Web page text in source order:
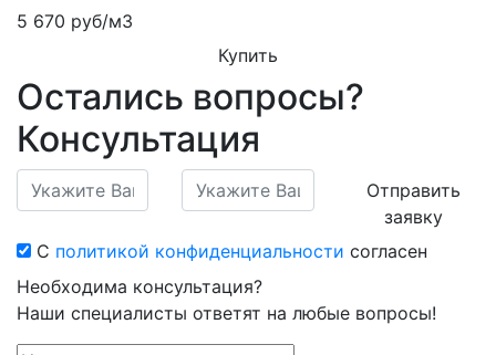
5 670 руб/м3
Купить
Остались вопросы?
Консультация
Отправить
заявку
С политикой конфиденциальности согласен
Необходима консультация?
Наши специалисты ответят на любые вопросы!